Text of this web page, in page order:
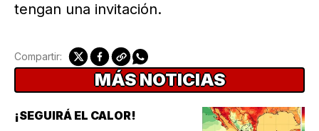
tengan una invitación.
Compartir:
MÁS NOTICIAS
¡SEGUIRÁ EL CALOR!